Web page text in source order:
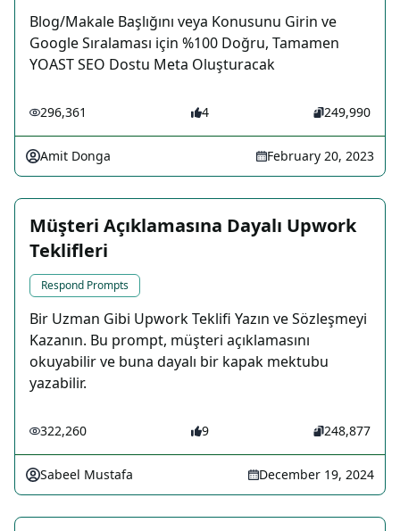
Blog/Makale Başlığını veya Konusunu Girin ve
Google Sıralaması için %100 Doğru, Tamamen
YOAST SEO Dostu Meta Oluşturacak
296,361 4 249,990
Amit Donga February 20, 2023
Müşteri Açıklamasına Dayalı Upwork
Teklifleri
Respond Prompts
Bir Uzman Gibi Upwork Teklifi Yazın ve Sözleşmeyi
Kazanın. Bu prompt, müşteri açıklamasını
okuyabilir ve buna dayalı bir kapak mektubu
yazabilir.
322,260 9 248,877
Sabeel Mustafa December 19, 2024